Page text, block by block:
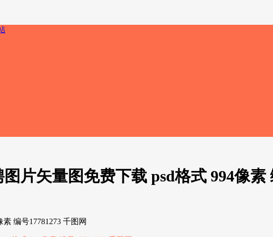
片矢量图免费下载 psd格式 994像素
编号17781273 千图网